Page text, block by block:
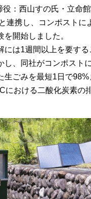
役：西山すの氏・立命
連携し、コンポストに
開始しました。
には1週間以上を要する
し、同社がコンポスト
生ごみを最短1日で98%
における二酸化炭素の